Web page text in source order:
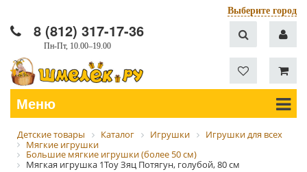
Выберите город
8 (812) 317-17-36
Пн-Пт, 10.00–19.00
Меню
Детские товары Каталог Игрушки
Игрушки для всех
Мягкие игрушки
Большие мягкие игрушки (более 50 см)
Мягкая игрушка 1Toy Зяц Потягун, голубой, 80 см